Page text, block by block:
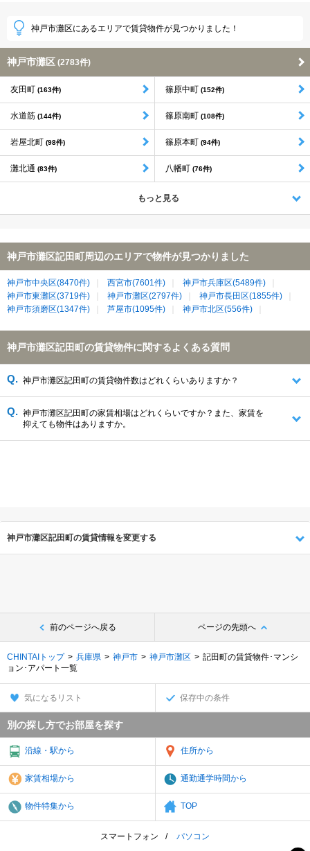
神戸市灘区にあるエリアで賃貸物件が見つかりました！
神戸市灘区 (2783件)
友田町 (163件) 篠原中町 (152件)
水道筋 (144件) 篠原南町 (108件)
岩屋北町 (98件) 篠原本町 (94件)
灘北通 (83件) 八幡町 (76件)
もっと見る
神戸市灘区記田町周辺のエリアで物件が見つかりました
神戸市中央区(8470件) 西宮市(7601件)
神戸市兵庫区(5489件)
神戸市東灘区(3719件)
神戸市灘区(2797件)
神戸市長田区(1855件)
神戸市須磨区(1347件)
芦屋市(1095件) 神戸市北区(556件)
神戸市灘区記田町の賃貸物件に関するよくある質問
神戸市灘区記田町の賃貸物件数はどれくらいありますか？
神戸市灘区記田町の家賃相場はどれくらいですか？また、家賃を
抑えても物件はありますか。
神戸市灘区記田町の賃貸情報を変更する
前のページへ戻る ページの先頭へ
CHINTAIトップ 兵庫県 神戸市 神戸市灘区
記田町の賃貸物件･マンシ
ョン･アパート一覧
気になるリスト 保存中の条件
別の探し方でお部屋を探す
沿線・駅から 住所から
家賃相場から 通勤通学時間から
物件特集から TOP
スマートフォン パソコン